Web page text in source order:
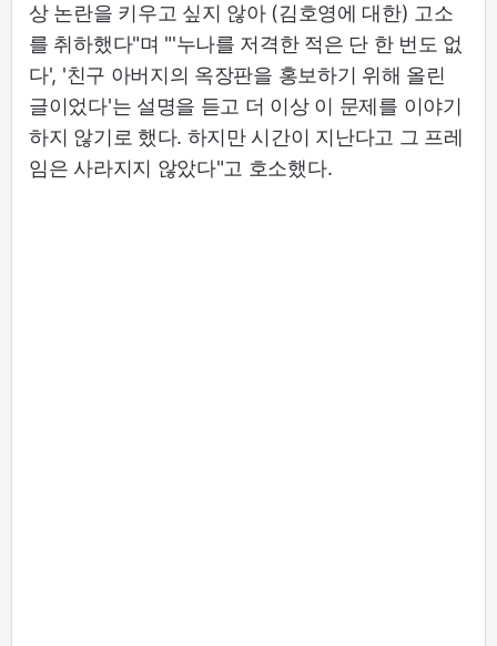
상 논란을 키우고 싶지 않아 (김호영에 대한) 고소
를 취하했다"며 "'누나를 저격한 적은 단 한 번도 없
다', '친구 아버지의 옥장판을 홍보하기 위해 올린
글이었다'는 설명을 듣고 더 이상 이 문제를 이야기
하지 않기로 했다. 하지만 시간이 지난다고 그 프레
임은 사라지지 않았다"고 호소했다.